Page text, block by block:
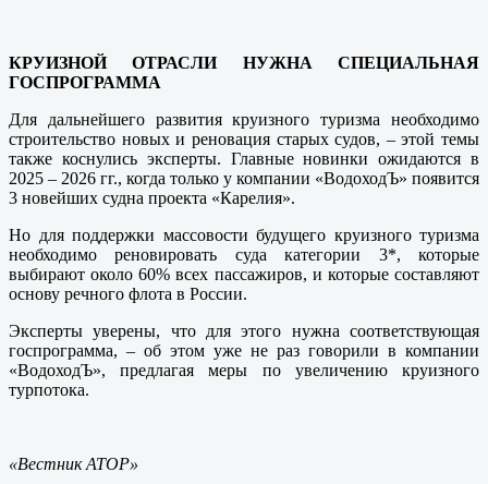
КРУИЗНОЙ ОТРАСЛИ НУЖНА СПЕЦИАЛЬНАЯ
ГОСПРОГРАММА
Для дальнейшего развития круизного туризма необходимо
строительство новых и реновация старых судов, – этой темы
также коснулись эксперты. Главные новинки ожидаются в
2025 – 2026 гг., когда только у компании «ВодоходЪ» появится
3 новейших судна проекта «Карелия».
Но для поддержки массовости будущего круизного туризма
необходимо реновировать суда категории 3*, которые
выбирают около 60% всех пассажиров, и которые составляют
основу речного флота в России.
Эксперты уверены, что для этого нужна соответствующая
госпрограмма, – об этом уже не раз говорили в компании
«ВодоходЪ», предлагая меры по увеличению круизного
турпотока.
«Вестник АТОР»